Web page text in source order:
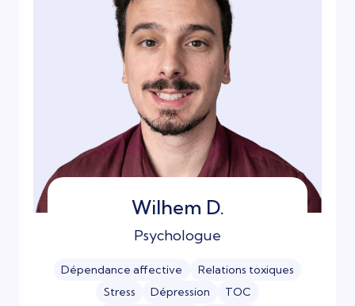
Wilhem D.
Psychologue
Dépendance affective
Relations toxiques
Stress
Dépression
TOC